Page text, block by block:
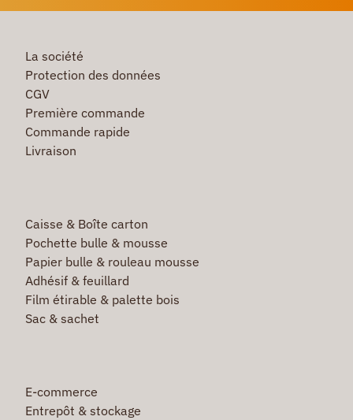
La société
Protection des données
CGV
Première commande
Commande rapide
Livraison
Caisse & Boîte carton
Pochette bulle & mousse
Papier bulle & rouleau mousse
Adhésif & feuillard
Film étirable & palette bois
Sac & sachet
E-commerce
Entrepôt & stockage